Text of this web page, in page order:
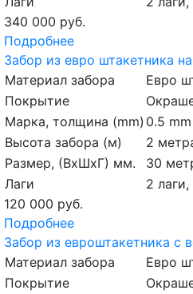
340 000 руб.
Подробнее
Забор из евро штакетника
Материал забора
Евро
Покрытие
Марка, толщина (mm) 0.5 mm
Высота забора (м)
2
Размер, (ВхШхГ) мм.
30
Лаги
2
120 000 руб.
Подробнее
Забор из евроштакетника с
Материал забора
Евро
Покрытие